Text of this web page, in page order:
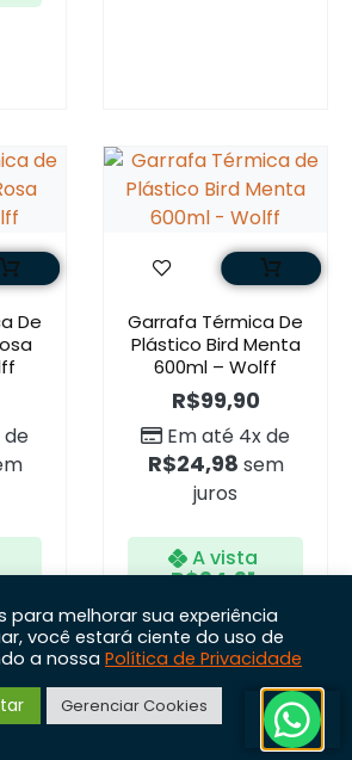
De
de
Garrafa Térmica De
Plástico Bird Menta
600ml – Wolff
R$99,90
Em até 4x de
R$24,98 sem
juros
A vista
R$94,91
para melhorar sua experiência
você estará ciente do uso de
a nossa Política de Privacidade
Gerenciar Cookies